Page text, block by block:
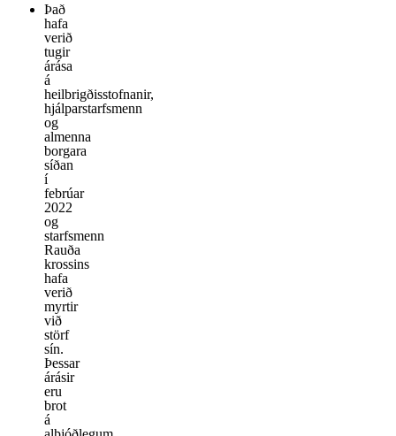
Það
hafa
verið
tugir
árása
á
heilbrigðisstofnanir,
hjálparstarfsmenn
og
almenna
borgara
síðan
í
febrúar
2022
og
starfsmenn
Rauða
krossins
hafa
verið
myrtir
við
störf
sín.
Þessar
árásir
eru
brot
á